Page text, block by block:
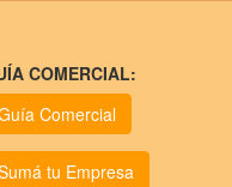
COMERCIAL:
Comercial
tu Empresa